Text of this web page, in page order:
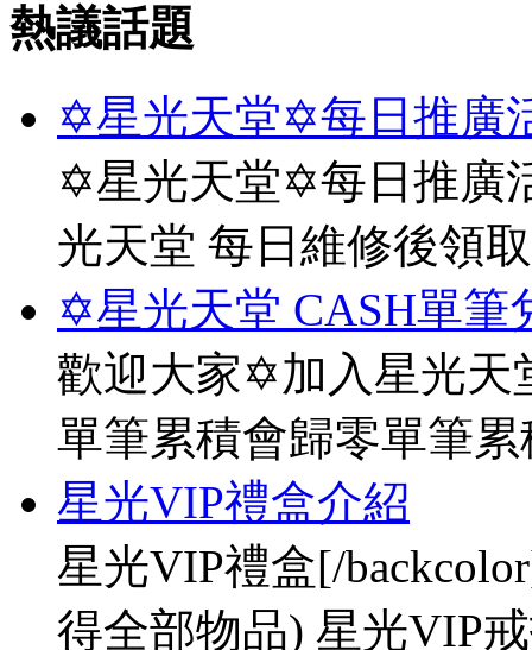
熱議話題
✡星光天堂✡每日推廣
✡星光天堂✡每日推廣
光天堂 每日維修後領
✡星光天堂 CASH單筆
歡迎大家✡加入星光天
單筆累積會歸零單筆
星光VIP禮盒介紹
星光VIP禮盒[/
得全部物品) 星光VIP